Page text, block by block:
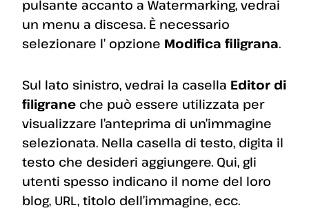
pulsante accanto a Watermarking, vedrai
un menu a discesa. È necessario
selezionare l’ opzione Modifica filigrana.
Sul lato sinistro, vedrai la casella Editor di
filigrane che può essere utilizzata per
visualizzare l’anteprima di un’immagine
selezionata. Nella casella di testo, digita il
testo che desideri aggiungere. Qui, gli
utenti spesso indicano il nome del loro
blog, URL, titolo dell’immagine, ecc.